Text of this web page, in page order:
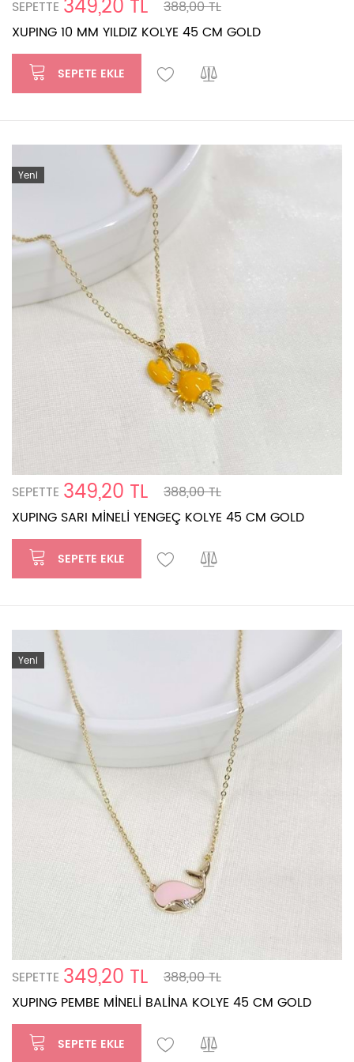
SEPETTE 349,20 TL
388,00 TL
XUPING 10 MM YILDIZ KOLYE 45 CM GOLD
SEPETE EKLE
Yeni
SEPETTE 349,20 TL
388,00 TL
XUPING SARI MİNELİ YENGEÇ KOLYE 45 CM GOLD
SEPETE EKLE
Yeni
SEPETTE 349,20 TL
388,00 TL
XUPING PEMBE MİNELİ BALİNA KOLYE 45 CM GOLD
SEPETE EKLE